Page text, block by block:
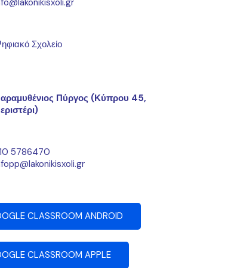
Σχολείο
Πύργος (Κύπρου 45,
5786470
CLASSROOM ANDROID
CLASSROOM APPLE